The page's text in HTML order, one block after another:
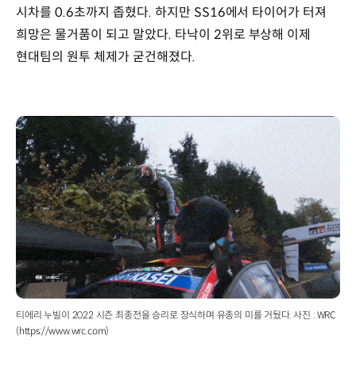
시차를 0.6초까지 좁혔다. 하지만 SS16에서 타이어가 터져
희망은 물거품이 되고 말았다. 타낙이 2위로 부상해 이제
현대팀의 원투 체제가 굳건해졌다.
티에리 누빌이 2022 시즌 최종전을 승리로 장식하며 유종의 미를 거뒀다. 사진 : WRC
(https://www.wrc.com)